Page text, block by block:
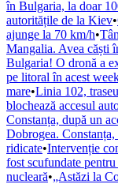
în Bulgaria, la doar
autoritățile de la Kiev•
ajunge la 70 km/h•
Mangalia. Avea căști
Bulgaria! O dronă a
pe litoral în acest
mare•Linia 102,
blochează accesul
Constanța, după un
Dobrogea.
ridicate•Intervenție
fost scufundate
nucleară•„Astăzi la